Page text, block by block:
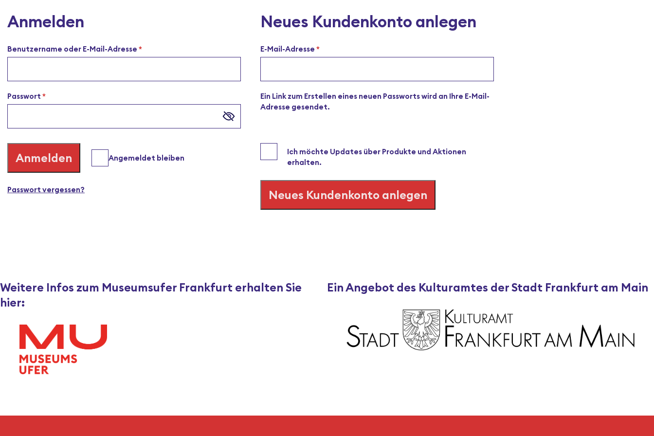
Anmelden
Benutzername oder E-Mail-Adresse *Erforderlich
Passwort *Erforderlich
Angemeldet bleiben
Anmelden
Passwort vergessen?
Neues Kundenkonto anlegen
E-Mail-Adresse *Erforderlich
Ein Link zum Erstellen eines neuen Passworts wird an Ihre E-Mail-
Adresse gesendet.
Ich möchte Updates über Produkte und Aktionen
erhalten.
Neues Kundenkonto anlegen
Weitere Infos zum Museumsufer Frankfurt erhalten Sie
hier:
Ein Angebot des Kulturamtes der Stadt Frankfurt am Main